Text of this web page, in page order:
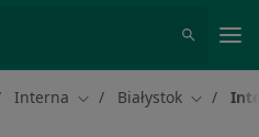
Interna Zmień miasto
Białystok Zmień